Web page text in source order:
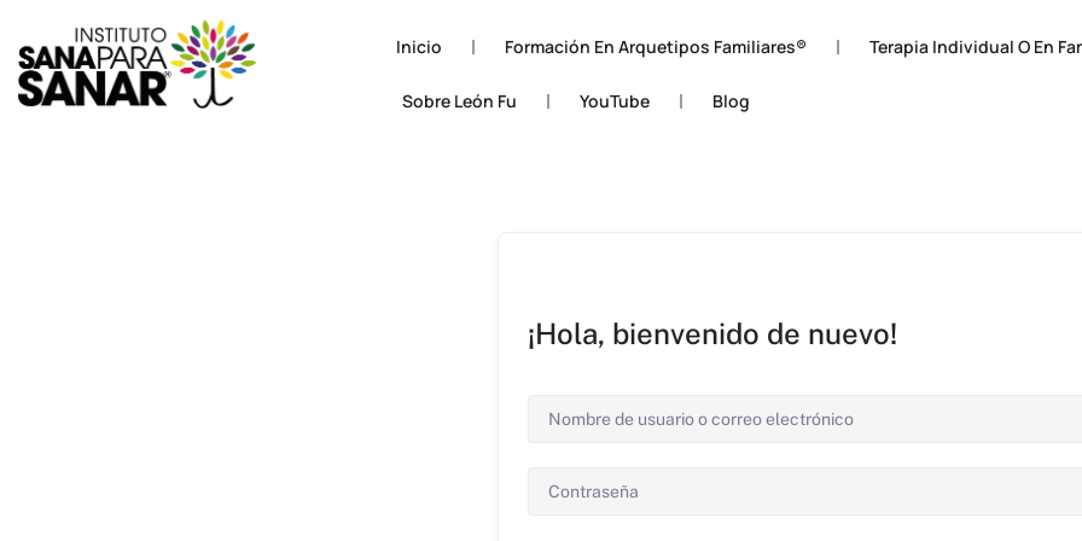
Inicio Formación En Arquetipos Familiares® Terapia Individual O En
Sobre León Fu YouTube Blog
¡Hola, bienvenido de nuevo!